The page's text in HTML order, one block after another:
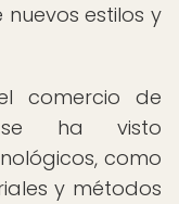
estilos y
comercio de
se ha visto
como
y métodos